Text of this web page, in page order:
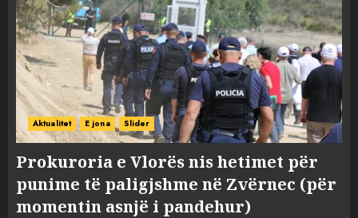
Aktualitet E jona Slider
Prokuroria e Vlorës nis hetimet për
punime të paligjshme në Zvërnec (për
momentin asnjë i pandehur)